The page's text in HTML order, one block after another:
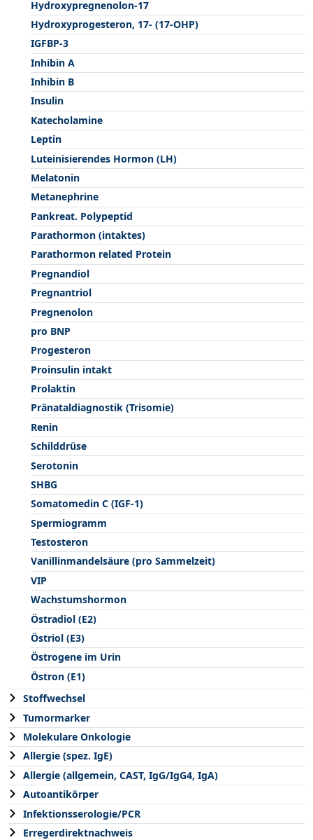
Hydroxypregnenolon-17
Hydroxyprogesteron, 17- (17-OHP)
IGFBP-3
Inhibin A
Inhibin B
Insulin
Katecholamine
Leptin
Luteinisierendes Hormon (LH)
Melatonin
Metanephrine
Pankreat. Polypeptid
Parathormon (intaktes)
Parathormon related Protein
Pregnandiol
Pregnantriol
Pregnenolon
pro BNP
Progesteron
Proinsulin intakt
Prolaktin
Pränataldiagnostik (Trisomie)
Renin
Schilddrüse
Serotonin
SHBG
Somatomedin C (IGF-1)
Spermiogramm
Testosteron
Vanillinmandelsäure (pro Sammelzeit)
VIP
Wachstumshormon
Östradiol (E2)
Östriol (E3)
Östrogene im Urin
Östron (E1)
Stoffwechsel
Tumormarker
Molekulare Onkologie
Allergie (spez. IgE)
Allergie (allgemein, CAST, IgG/IgG4, IgA)
Autoantikörper
Infektionsserologie/PCR
Erregerdirektnachweis